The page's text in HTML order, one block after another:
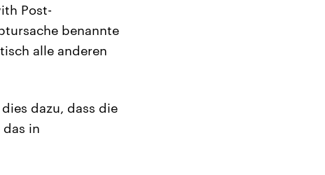
Post-
benannte
alle anderen
dazu, dass die
in